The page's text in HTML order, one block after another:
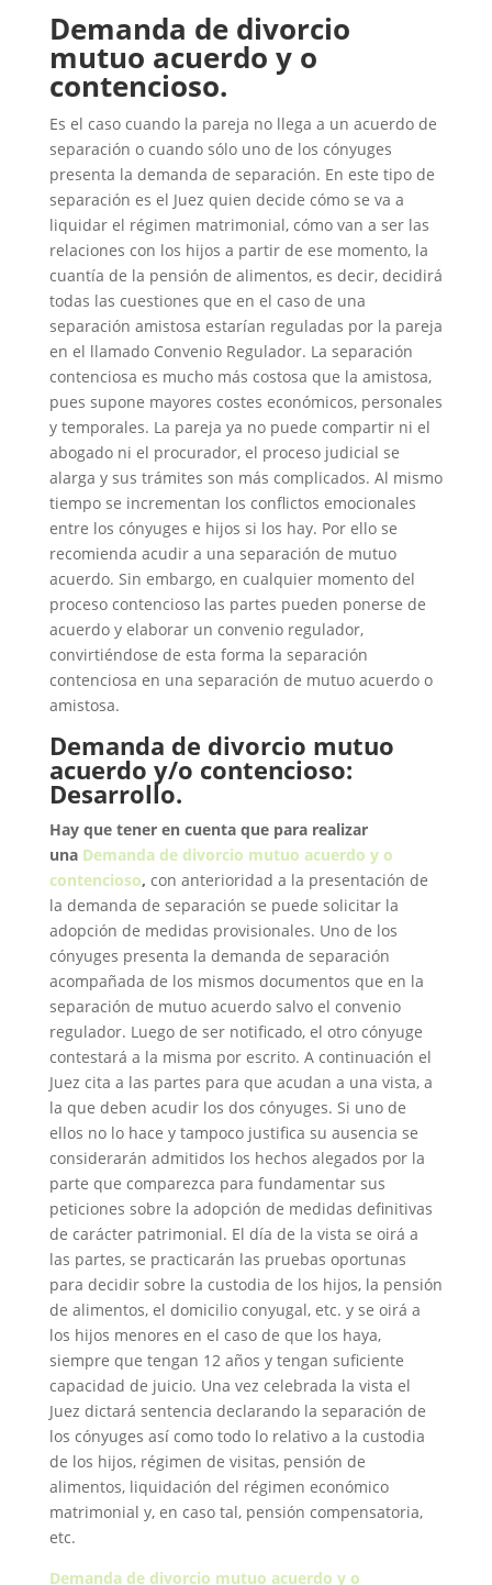
Demanda de divorcio
mutuo acuerdo y o
contencioso.
Es el caso cuando la pareja no llega a un acuerdo de
separación o cuando sólo uno de los cónyuges
presenta la demanda de separación. En este tipo de
separación es el Juez quien decide cómo se va a
liquidar el régimen matrimonial, cómo van a ser las
relaciones con los hijos a partir de ese momento, la
cuantía de la pensión de alimentos, es decir, decidirá
todas las cuestiones que en el caso de una
separación amistosa estarían reguladas por la pareja
en el llamado Convenio Regulador. La separación
contenciosa es mucho más costosa que la amistosa,
pues supone mayores costes económicos, personales
y temporales. La pareja ya no puede compartir ni el
abogado ni el procurador, el proceso judicial se
alarga y sus trámites son más complicados. Al mismo
tiempo se incrementan los conflictos emocionales
entre los cónyuges e hijos si los hay. Por ello se
recomienda acudir a una separación de mutuo
acuerdo. Sin embargo, en cualquier momento del
proceso contencioso las partes pueden ponerse de
acuerdo y elaborar un convenio regulador,
convirtiéndose de esta forma la separación
contenciosa en una separación de mutuo acuerdo o
amistosa.
Demanda de divorcio mutuo
acuerdo y/o contencioso:
Desarrollo.
Hay que tener en cuenta que para realizar
una Demanda de divorcio mutuo acuerdo y o
contencioso, con anterioridad a la presentación de
la demanda de separación se puede solicitar la
adopción de medidas provisionales. Uno de los
cónyuges presenta la demanda de separación
acompañada de los mismos documentos que en la
separación de mutuo acuerdo salvo el convenio
regulador. Luego de ser notificado, el otro cónyuge
contestará a la misma por escrito. A continuación el
Juez cita a las partes para que acudan a una vista, a
la que deben acudir los dos cónyuges. Si uno de
ellos no lo hace y tampoco justifica su ausencia se
considerarán admitidos los hechos alegados por la
parte que comparezca para fundamentar sus
peticiones sobre la adopción de medidas definitivas
de carácter patrimonial. El día de la vista se oirá a
las partes, se practicarán las pruebas oportunas
para decidir sobre la custodia de los hijos, la pensión
de alimentos, el domicilio conyugal, etc. y se oirá a
los hijos menores en el caso de que los haya,
siempre que tengan 12 años y tengan suficiente
capacidad de juicio. Una vez celebrada la vista el
Juez dictará sentencia declarando la separación de
los cónyuges así como todo lo relativo a la custodia
de los hijos, régimen de visitas, pensión de
alimentos, liquidación del régimen económico
matrimonial y, en caso tal, pensión compensatoria,
etc.
Demanda de divorcio mutuo acuerdo y o